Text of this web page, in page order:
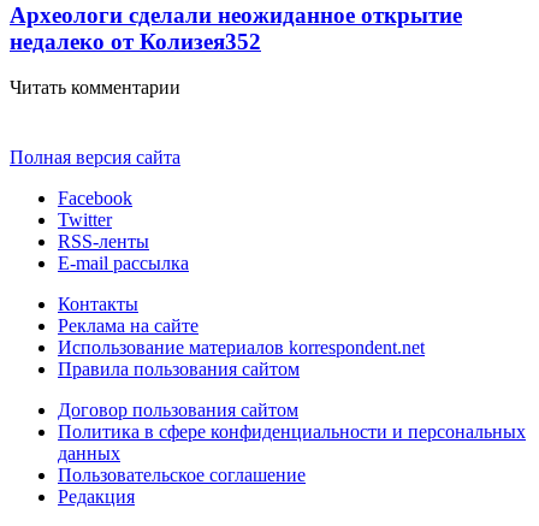
Археологи сделали неожиданное открытие
недалеко от Колизея352
Читать комментарии
Полная версия сайта
Facebook
Twitter
RSS-ленты
E-mail рассылка
Контакты
Реклама на сайте
Использование материалов korrespondent.net
Правила пользования сайтом
Договор пользования сайтом
Политика в сфере конфиденциальности и персональных
данных
Пользовательское соглашение
Редакция